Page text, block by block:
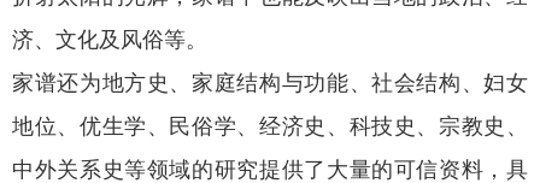
济、文化及风俗等。
家谱还为地方史、家庭结构与功能、社会结构、妇女
地位、优生学、民俗学、经济史、科技史、宗教史、
中外关系史等领域的研究提供了大量的可信资料，具